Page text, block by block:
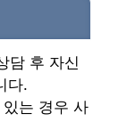
담 후 자신
다.
는 경우 사